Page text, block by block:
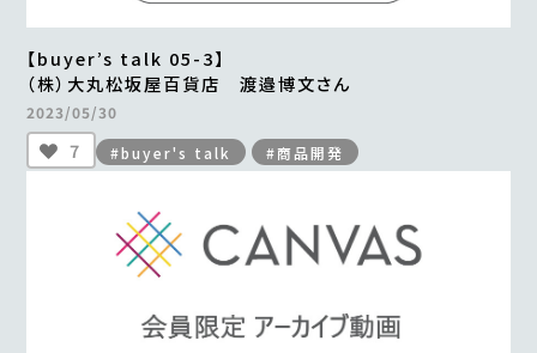
【buyer’s talk 05-3】
（株）大丸松坂屋百貨店 渡邉博文さん
2023/05/30
7 #buyer's talk #商品開発